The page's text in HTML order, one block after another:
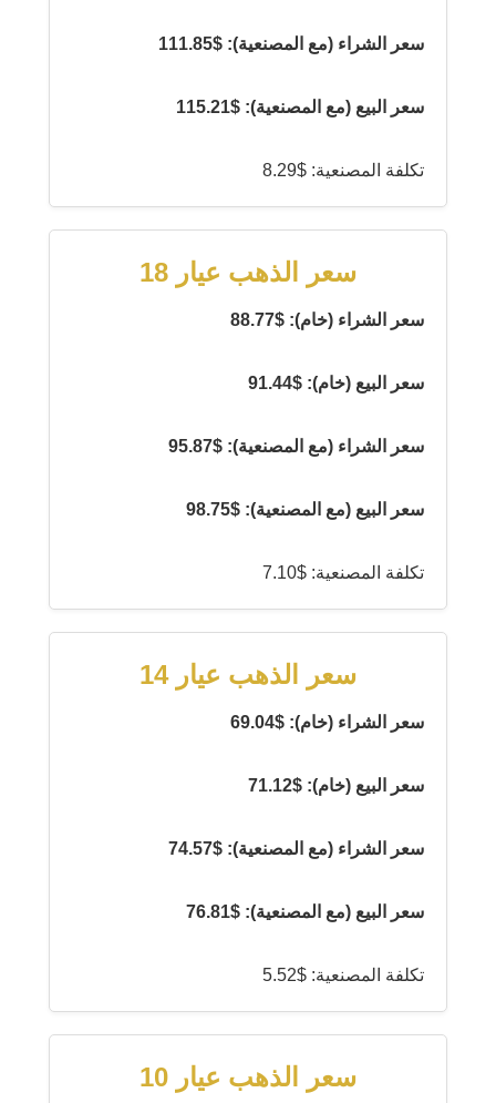
سعر الشراء (مع المصنعية): $111.85
سعر البيع (مع المصنعية): $115.21
تكلفة المصنعية: $8.29
سعر الذهب عيار 18
سعر الشراء (خام): $88.77
سعر البيع (خام): $91.44
سعر الشراء (مع المصنعية): $95.87
سعر البيع (مع المصنعية): $98.75
تكلفة المصنعية: $7.10
سعر الذهب عيار 14
سعر الشراء (خام): $69.04
سعر البيع (خام): $71.12
سعر الشراء (مع المصنعية): $74.57
سعر البيع (مع المصنعية): $76.81
تكلفة المصنعية: $5.52
سعر الذهب عيار 10